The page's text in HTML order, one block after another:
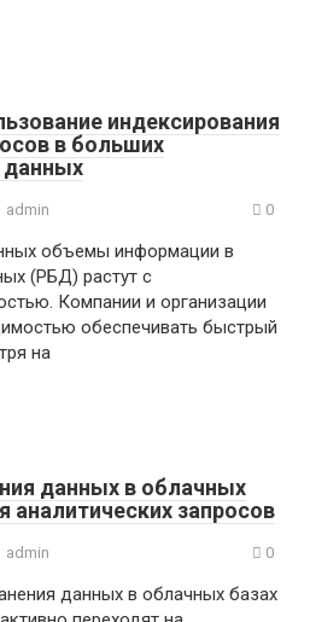
индексирования
в больших
данных
admin 0
объемы информации в
(РБД) растут с
Компании и организации
обеспечивать быстрый
на
данных в облачных
аналитических запросов
admin 0
данных в облачных базах